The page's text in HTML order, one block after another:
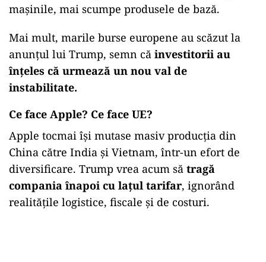
mașinile, mai scumpe produsele de bază.
Mai mult, marile burse europene au scăzut la
anunțul lui Trump, semn că investitorii au
înțeles că urmează un nou val de
instabilitate.
Ce face Apple? Ce face UE?
Apple tocmai își mutase masiv producția din
China către India și Vietnam, într-un efort de
diversificare. Trump vrea acum să tragă
compania înapoi cu lațul tarifar, ignorând
realitățile logistice, fiscale și de costuri.